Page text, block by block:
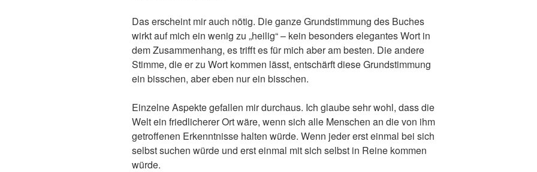
Das erscheint mir auch nötig. Die ganze Grundstimmung des Buches
wirkt auf mich ein wenig zu „heilig“ – kein besonders elegantes Wort in
dem Zusammenhang, es trifft es für mich aber am besten. Die andere
Stimme, die er zu Wort kommen lässt, entschärft diese Grundstimmung
ein bisschen, aber eben nur ein bisschen.
Einzelne Aspekte gefallen mir durchaus. Ich glaube sehr wohl, dass die
Welt ein friedlicherer Ort wäre, wenn sich alle Menschen an die von ihm
getroffenen Erkenntnisse halten würde. Wenn jeder erst einmal bei sich
selbst suchen würde und erst einmal mit sich selbst in Reine kommen
würde.